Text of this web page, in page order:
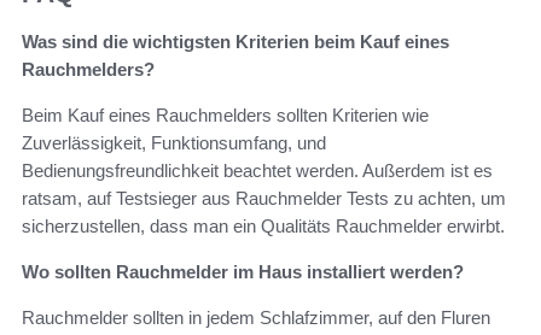
Was sind die wichtigsten Kriterien beim Kauf eines
Rauchmelders?
Beim Kauf eines Rauchmelders sollten Kriterien wie
Zuverlässigkeit, Funktionsumfang, und
Bedienungsfreundlichkeit beachtet werden. Außerdem ist es
ratsam, auf Testsieger aus Rauchmelder Tests zu achten, um
sicherzustellen, dass man ein Qualitäts Rauchmelder erwirbt.
Wo sollten Rauchmelder im Haus installiert werden?
Rauchmelder sollten in jedem Schlafzimmer, auf den Fluren